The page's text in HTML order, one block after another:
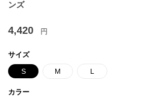
ンズ
4,420 円
サイズ
S M L
カラー